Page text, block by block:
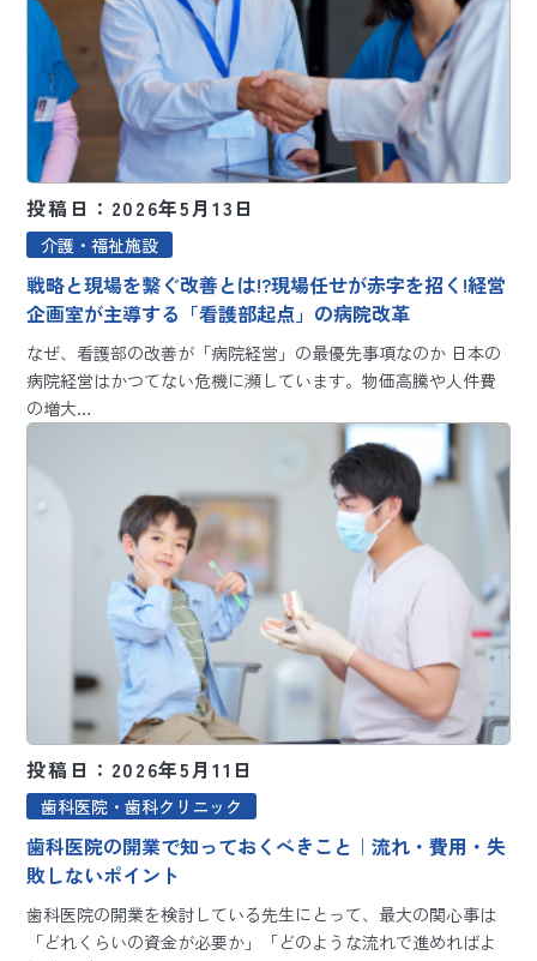
投稿日：2026年5月13日
介護・福祉施設
戦略と現場を繋ぐ改善とは!?現場任せが赤字を招く!経営
企画室が主導する「看護部起点」の病院改革
なぜ、看護部の改善が「病院経営」の最優先事項なのか 日本の
病院経営はかつてない危機に瀕しています。物価高騰や人件費
の増大…
投稿日：2026年5月11日
歯科医院・歯科クリニック
歯科医院の開業で知っておくべきこと｜流れ・費用・失
敗しないポイント
歯科医院の開業を検討している先生にとって、最大の関心事は
「どれくらいの資金が必要か」「どのような流れで進めればよ